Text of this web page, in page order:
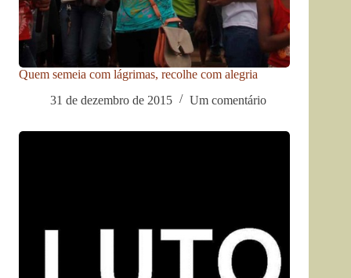
Quem semeia com lágrimas, recolhe com alegria
31 de dezembro de 2015
Um comentário